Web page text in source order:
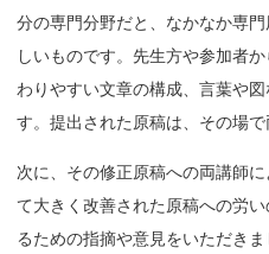
分の専門分野だと、なかなか専
しいものです。先生方や参加者
わりやすい文章の構成、言葉や
す。提出された原稿は、その場で
次に、その修正原稿への両講師
て大きく改善された原稿への労
るための指摘や意見をいただき